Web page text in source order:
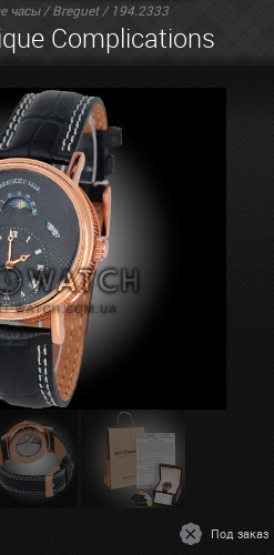
часы/Breguet/ 194.2333
Complications
Под заказ